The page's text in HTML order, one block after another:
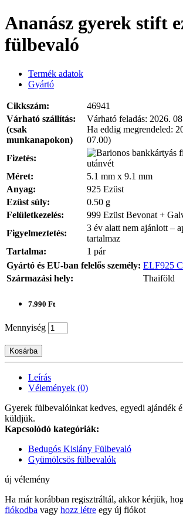
Ananász gyerek stift
fülbevaló
Termék adatok
Gyártó
Cikkszám:
46941
Várható szállítás:
(csak
munkanapokon)
Várható feladás: 2026.
Ha eddig megrendeled:
07.00)
Fizetés:
utánvét
Méret:
5.1 mm x 9.1 mm
Anyag:
925 Ezüst
Ezüst súly:
0.50 g
Felületkezelés:
999 Ezüst Bevonat +
Figyelmeztetés:
3 év alatt nem ajánlott –
tartalmaz
Tartalma:
1 pár
Gyártó és EU-ban felelős személy: ELF925
Származási hely:
Thaiföld
7.990 Ft
Mennyiség
Kosárba
Leírás
Vélemények (0)
Gyerek fülbevalóinkat kedves, egyedi ajándék
küldjük.
Kapcsolódó kategóriák:
Bedugós Kislány Fülbevaló
Gyümölcsös fülbevalók
új vélemény
Ha már korábban regisztráltál, akkor kérjük,
fiókodba vagy hozz létre egy új fiókot